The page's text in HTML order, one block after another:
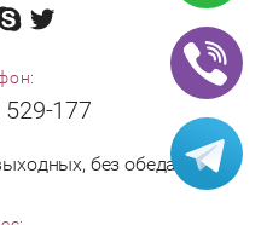
177
без обеда